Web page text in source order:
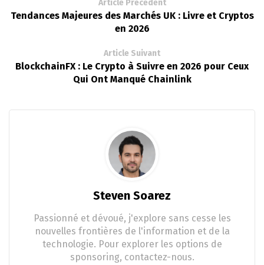
Article Précédent
Tendances Majeures des Marchés UK : Livre et Cryptos
en 2026
Article Suivant
BlockchainFX : Le Crypto à Suivre en 2026 pour Ceux
Qui Ont Manqué Chainlink
Steven Soarez
Passionné et dévoué, j'explore sans cesse les
nouvelles frontières de l'information et de la
technologie. Pour explorer les options de
sponsoring, contactez-nous.